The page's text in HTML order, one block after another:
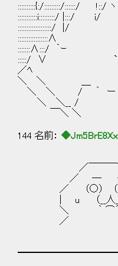
::::::::::{:/:::::::::/::::::/ !::/
:::::::::::i:::::::::/ |:::/ i/
:::::::::::::::::::/ |/
:::::::∧:::/ ｀
:::::/ ∨ `ｰ=ニﾌ /
／ﾍ
＼ ＼
＼ ＼ / ｀ ー
＼ ＼__ /
￣＼ ＼
144 名前：
／￣￣￣
／ ─ ─＼
／ （○） （○
| u （__人__
＼ ｀ ⌒´ ／
／